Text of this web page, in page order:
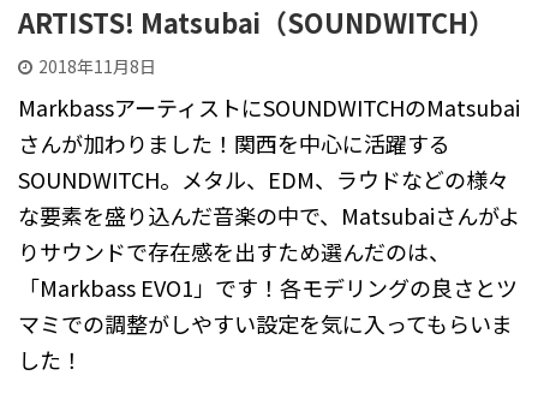
ARTISTS! Matsubai（SOUNDWITCH）
2018年11月8日
MarkbassアーティストにSOUNDWITCHのMatsubai
さんが加わりました！関西を中心に活躍する
SOUNDWITCH。メタル、EDM、ラウドなどの様々
な要素を盛り込んだ音楽の中で、Matsubaiさんがよ
りサウンドで存在感を出すため選んだのは、
「Markbass EVO1」です！各モデリングの良さとツ
マミでの調整がしやすい設定を気に入ってもらいま
した！